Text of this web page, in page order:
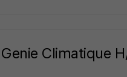
Climatique